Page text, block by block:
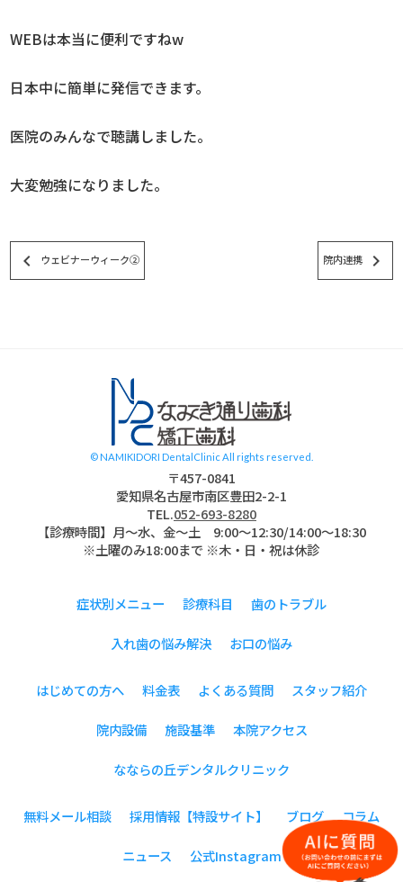
WEBは本当に便利ですねw
日本中に簡単に発信できます。
医院のみんなで聴講しました。
大変勉強になりました。
keyboard_arrow_left ウェビナーウィーク② 院内連携 keyboard_arrow_right
© NAMIKIDORI DentalClinic All rights reserved.
〒457-0841
愛知県名古屋市南区豊田2-2-1
TEL.052-693-8280
【診療時間】月〜水、金～土 9:00〜12:30/14:00～18:30
※土曜のみ18:00まで ※木・日・祝は休診
症状別メニュー 診療科目 歯のトラブル
入れ歯の悩み解決 お口の悩み
はじめての方へ 料金表 よくある質問 スタッフ紹介
院内設備 施設基準 本院アクセス
なならの丘デンタルクリニック
無料メール相談 採用情報【特設サイト】 ブログ コラム
ニュース 公式Instagram